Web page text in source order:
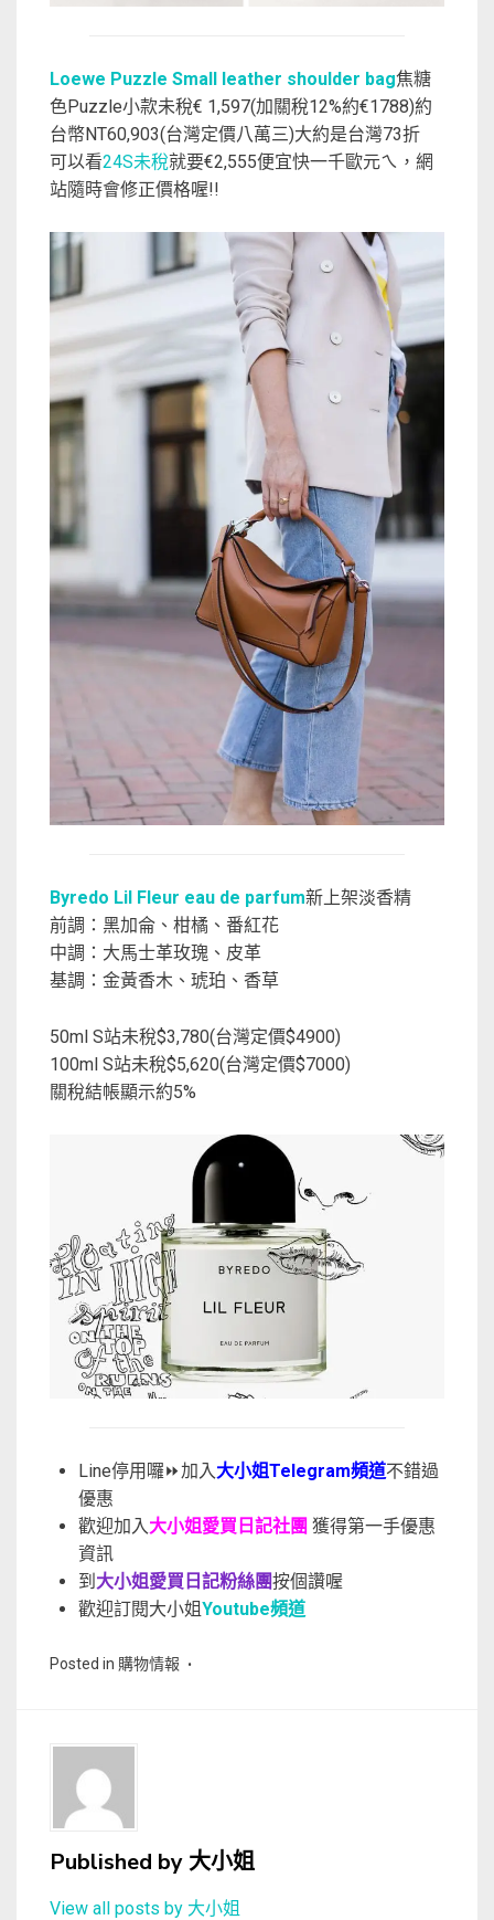
Loewe Puzzle Small leather shoulder bag焦糖
色Puzzle小款未稅€ 1,597(加關稅12%約€1788)約
台幣NT60,903(台灣定價八萬三)大約是台灣73折
可以看24S未稅就要€2,555便宜快一千歐元ㄟ，網
站隨時會修正價格喔!!
Byredo Lil Fleur eau de parfum新上架淡香精
前調：黑加侖、柑橘、番紅花
中調：大馬士革玫瑰、皮革
基調：金黃香木、琥珀、香草
50ml S站未稅$3,780(台灣定價$4900)
100ml S站未稅$5,620(台灣定價$7000)
關稅結帳顯示約5%
Line停用囉⏩加入 大小姐Telegram頻道不錯過
優惠
歡迎加入 大小姐愛買日記社團 獲得第一手優惠
資訊
到 大小姐愛買日記粉絲團按個讚喔
歡迎訂閱大小姐Youtube頻道
Posted in 購物情報
Published by大小姐
View all posts by 大小姐